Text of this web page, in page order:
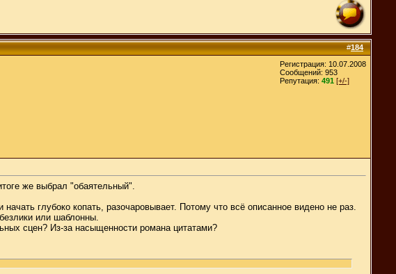
#184
Регистрация: 10.07.2008
Сообщений: 953
Репутация: 491 [+/-]
же выбрал "обаятельный".
глубоко копать, разочаровывает. Потому что всё описанное видено не раз.
или шаблонны.
сцен? Из-за насыщенности романа цитатами?